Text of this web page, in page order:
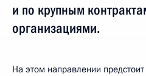
и по крупным
организациями.
На этом направлении